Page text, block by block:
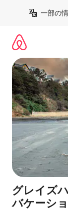
一部の
グレイズ
バケーシ